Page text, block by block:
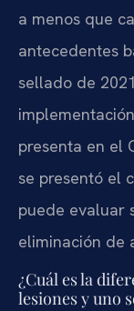
a menos que
antecedentes
sellado de
presenta en el
se presentó el
puede evaluar
eliminación de
¿Cuál es la
lesiones y uno